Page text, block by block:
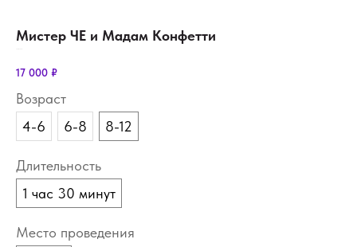
Мистер ЧЕ и Мадам Конфетти
17 000 ₽
Возраст
4-6
6-8 8-12
Длительность
1 час 30 минут
Место проведения